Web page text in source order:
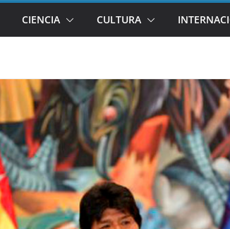
CIENCIA CULTURA